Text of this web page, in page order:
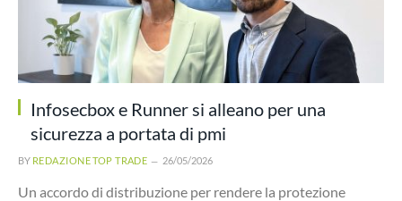
Infosecbox e Runner si alleano per una
sicurezza a portata di pmi
BY REDAZIONE TOP TRADE 26/05/2026
Un accordo di distribuzione per rendere la protezione